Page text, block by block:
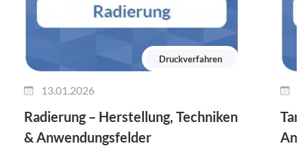
Druckverfahren
13.01.2026
Radierung – Herstellung, Techniken
& Anwendungsfelder